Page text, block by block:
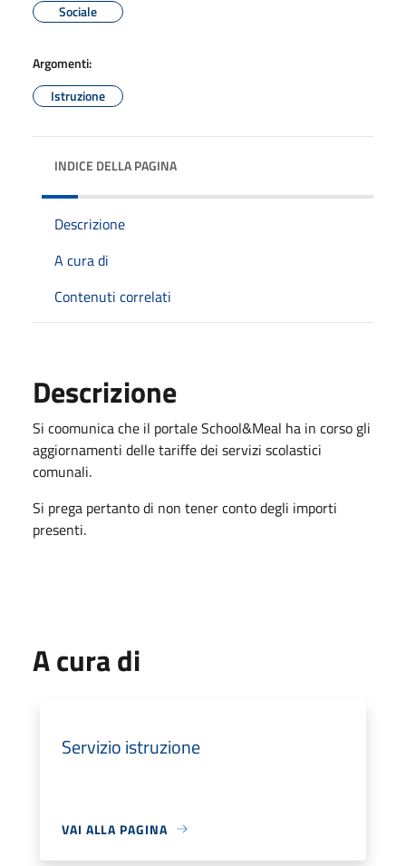
Sociale
Argomenti:
Istruzione
INDICE DELLA PAGINA
Descrizione
A cura di
Contenuti correlati
Descrizione
Si coomunica che il portale School&Meal ha in corso gli
aggiornamenti delle tariffe dei servizi scolastici
comunali.
Si prega pertanto di non tener conto degli importi
presenti.
A cura di
Servizio istruzione
VAI ALLA PAGINA